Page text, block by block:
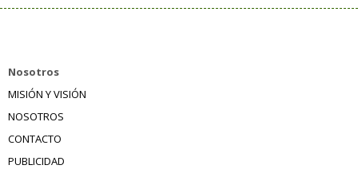
Nosotros
MISIÓN Y VISIÓN
NOSOTROS
CONTACTO
PUBLICIDAD